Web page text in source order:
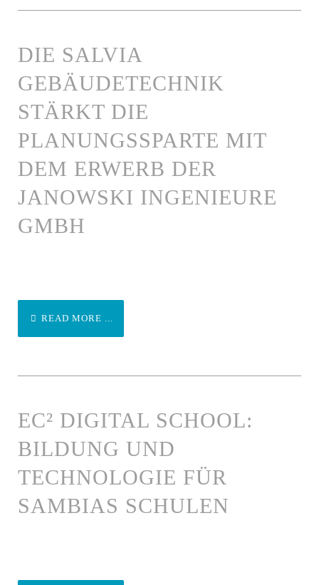
DIE SALVIA
GEBÄUDETECHNIK
STÄRKT DIE
PLANUNGSSPARTE MIT
DEM ERWERB DER
JANOWSKI INGENIEURE
GMBH
READ MORE ...
EC² DIGITAL SCHOOL:
BILDUNG UND
TECHNOLOGIE FÜR
SAMBIAS SCHULEN